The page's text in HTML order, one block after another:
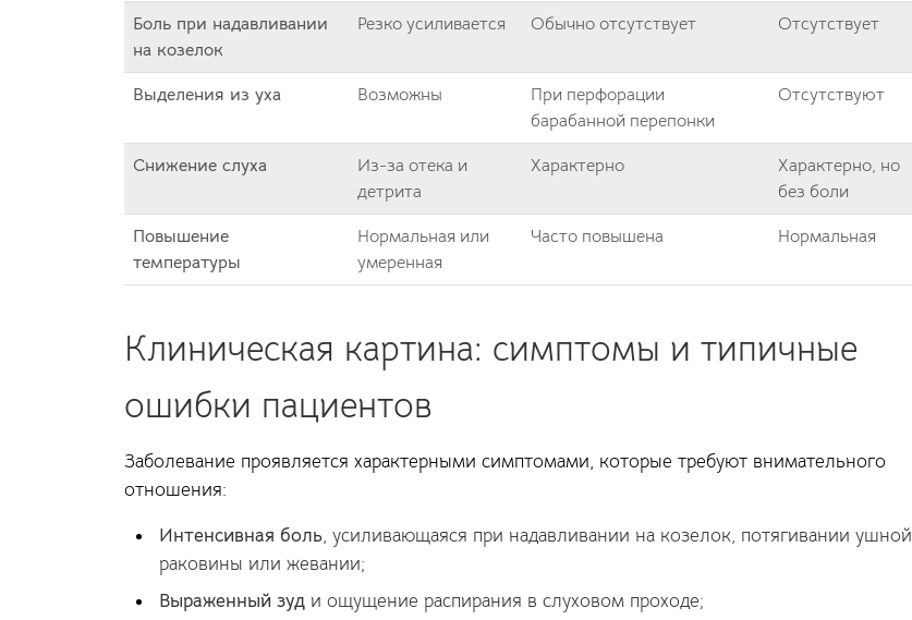
Боль при надавливании
на козелок
Резко усиливается Обычно отсутствует Отсутствует
Выделения из уха Возможны
При перфорации
барабанной перепонки
Отсутствуют
Снижение слуха
Из-за отека и
детрита
Характерно
Характерно, но
без боли
Повышение
температуры
Нормальная или
умеренная
Часто повышена Нормальная
Клиническая картина: симптомы и типичные
ошибки пациентов
Заболевание проявляется характерными симптомами, которые требуют внимательного
отношения:
Интенсивная боль, усиливающаяся при надавливании на козелок, потягивании ушной
раковины или жевании;
Выраженный зуд и ощущение распирания в слуховом проходе;